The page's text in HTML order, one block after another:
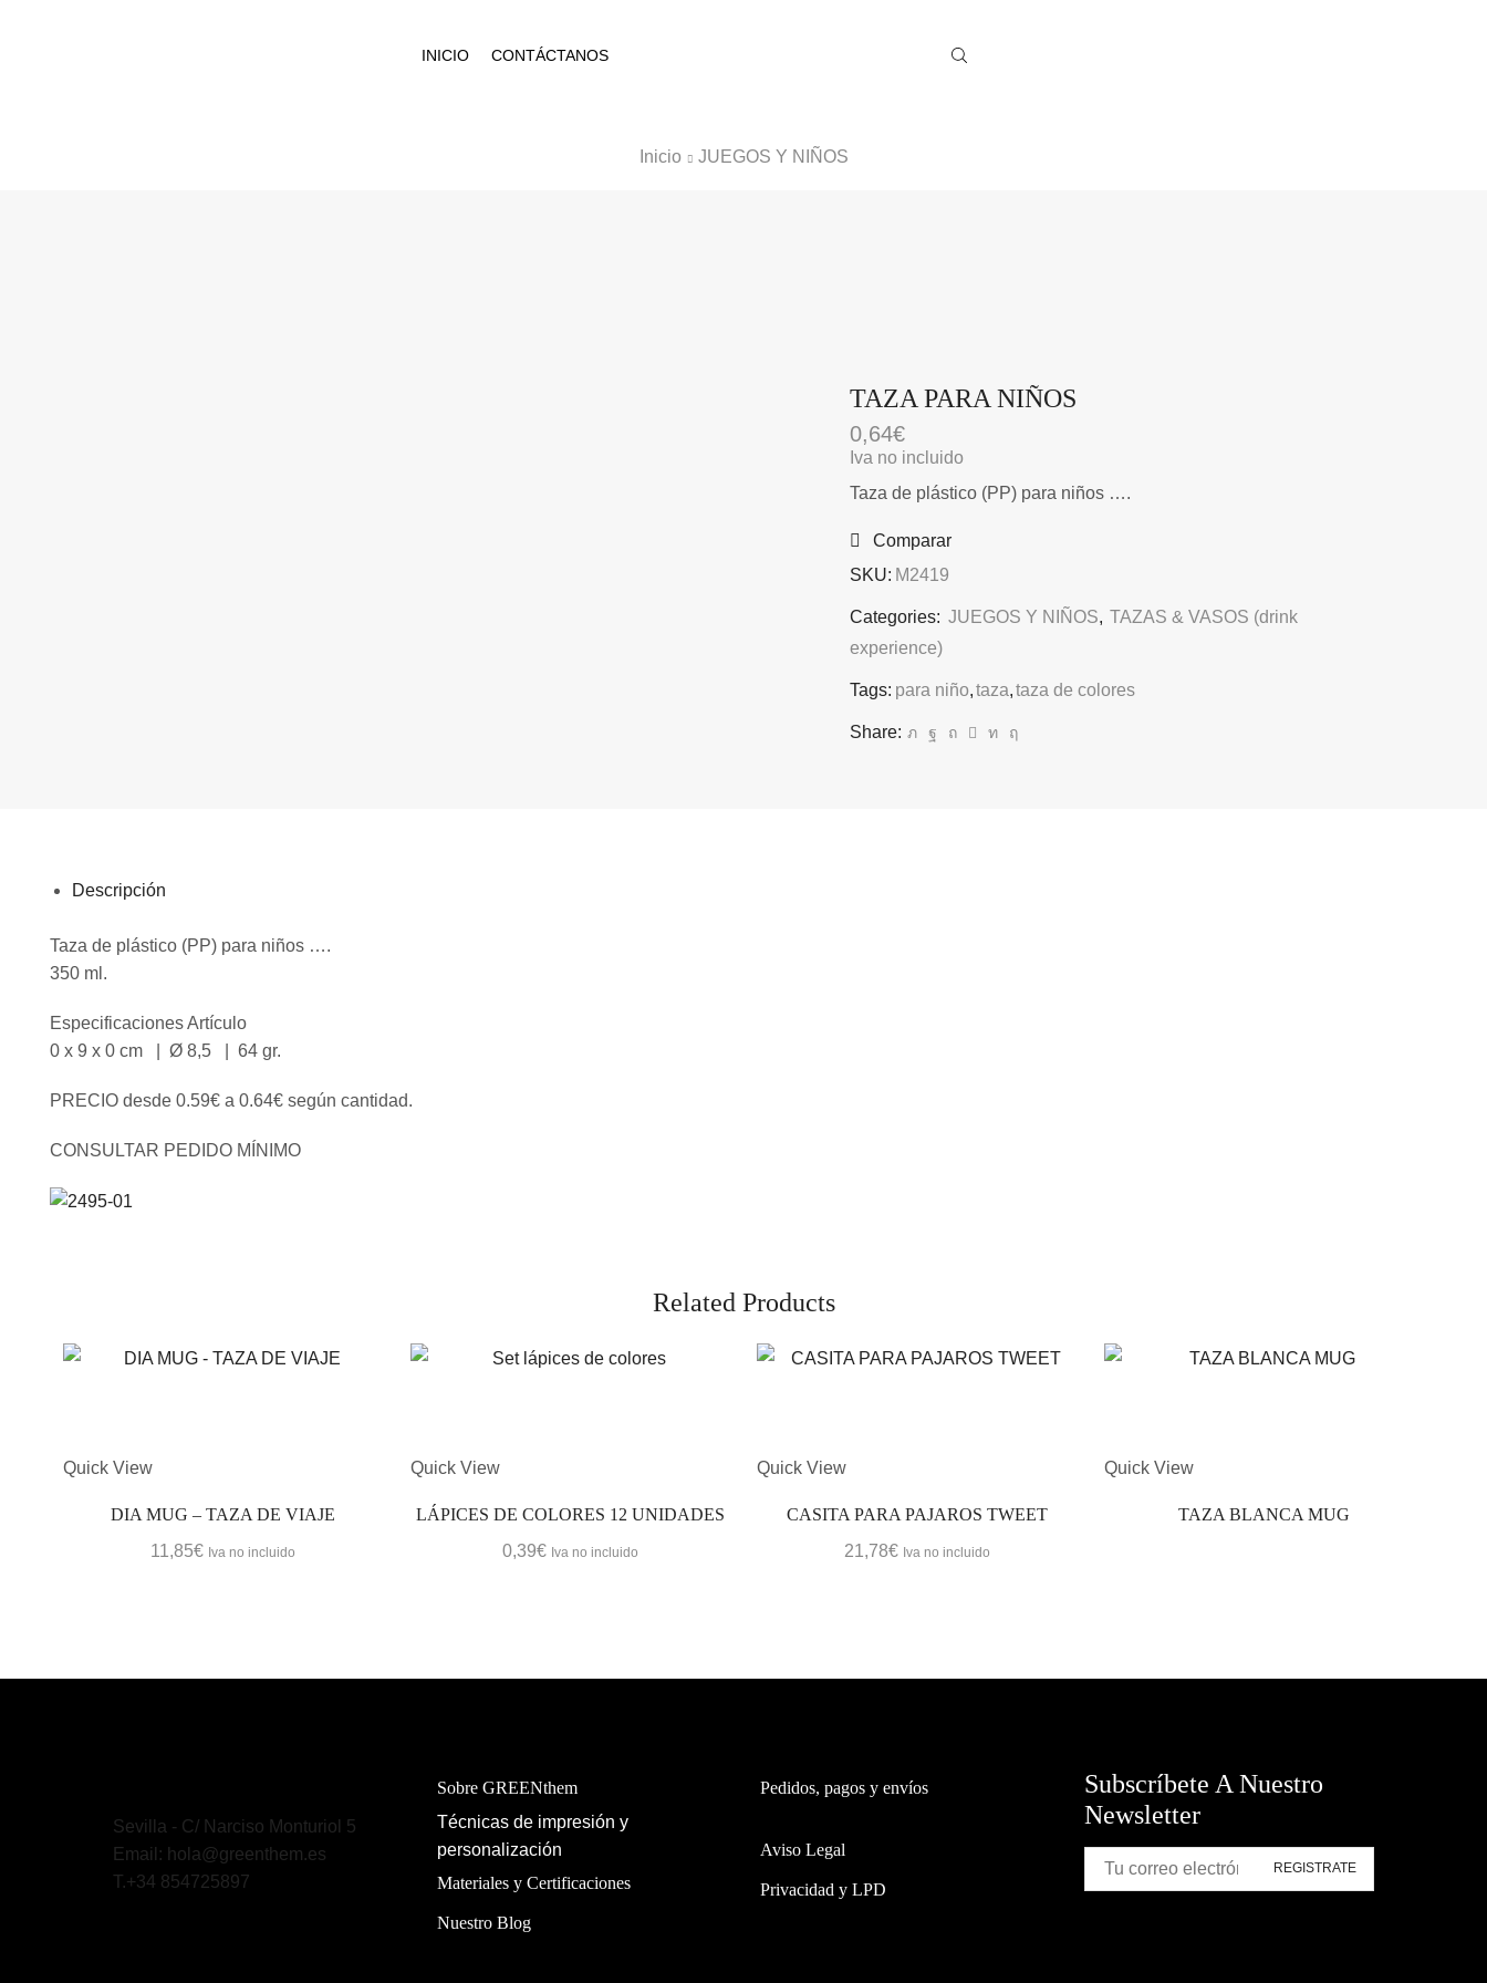
INICIO CONTÁCTANOS
Inicio JUEGOS Y NIÑOS
TAZA PARA NIÑOS
0,64€
Iva no incluido
Taza de plástico (PP) para niños ….
Comparar
SKU: M2419
Categories: JUEGOS Y NIÑOS, TAZAS & VASOS (drink
experience)
Tags: para niño,taza,taza de colores
Share:
Descripción
Taza de plástico (PP) para niños ….
350 ml.
Especificaciones Artículo
0 x 9 x 0 cm | Ø 8,5 | 64 gr.
PRECIO desde 0.59€ a 0.64€ según cantidad.
CONSULTAR PEDIDO MÍNIMO
Related Products
Quick View
DIA MUG – TAZA DE VIAJE
11,85€ Iva no incluido
Quick View
LÁPICES DE COLORES 12 UNIDADES
0,39€ Iva no incluido
Quick View
CASITA PARA PAJAROS TWEET
21,78€ Iva no incluido
Quick View
TAZA BLANCA MUG
Sevilla - C/ Narciso Monturiol 5
Email: hola@greenthem.es
T.+34 854725897
Sobre GREENthem
Técnicas de impresión y
personalización
Materiales y Certificaciones
Nuestro Blog
Pedidos, pagos y envíos
Aviso Legal
Privacidad y LPD
Subscríbete A Nuestro
Newsletter